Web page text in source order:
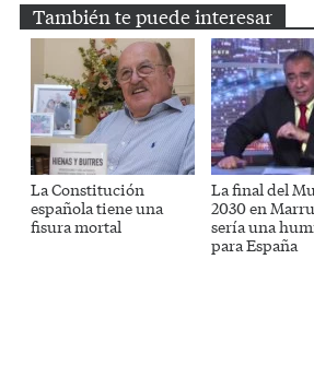
También te puede interesar
La Constitución
española tiene una
fisura mortal
La final del
2030 en
sería una
para España